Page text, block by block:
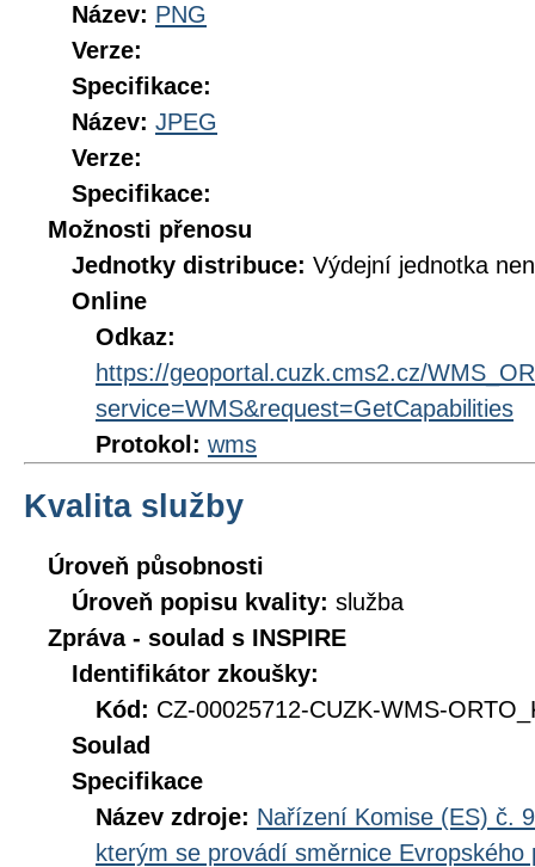
Název: PNG
Verze:
Specifikace:
Název: JPEG
Verze:
Specifikace:
Možnosti přenosu
Jednotky distribuce: Výdejní jednotka
Online
Odkaz:
https://geoportal.cuzk.cms2.cz/
service=WMS&request=GetCapabilities
Protokol: wms
Kvalita služby
Úroveň působnosti
Úroveň popisu kvality: služba
Zpráva - soulad s INSPIRE
Identifikátor zkoušky:
Kód: CZ-00025712-CUZK-WMS-
Soulad
Specifikace
Název zdroje: Nařízení Komise (ES) č.
kterým se provádí směrnice